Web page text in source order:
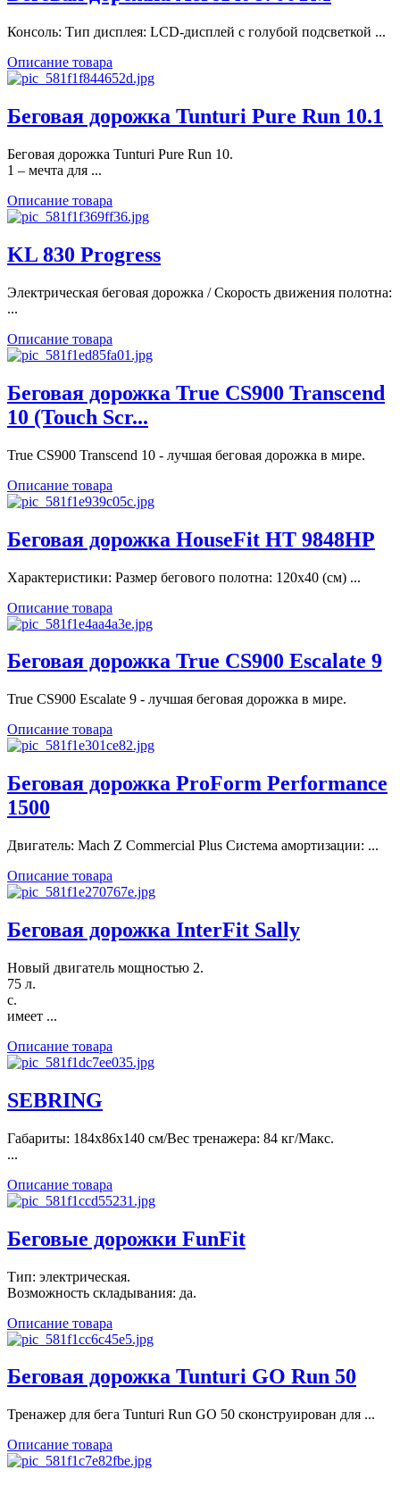
Консоль: Тип дисплея: LCD-дисплей с голубой подсветкой ...
Описание товара
Беговая дорожка Tunturi Pure Run 10.1
Беговая дорожка Tunturi Pure Run 10.
1 – мечта для ...
Описание товара
KL 830 Progress
Электрическая беговая дорожка / Скорость движения полотна:
...
Описание товара
Беговая дорожка True CS900 Transcend
10 (Touch Scr...
True CS900 Transcend 10 - лучшая беговая дорожка в мире.
Описание товара
Беговая дорожка HouseFit HТ 9848HP
Характеристики: Размер бегового полотна: 120х40 (см) ...
Описание товара
Беговая дорожка True CS900 Escalate 9
True CS900 Escalate 9 - лучшая беговая дорожка в мире.
Описание товара
Беговая дорожка ProForm Performance
1500
Двигатель: Mach Z Commercial Plus Система амортизации: ...
Описание товара
Беговая дорожка InterFit Sally
Новый двигатель мощностью 2.
75 л.
с.
имеет ...
Описание товара
SEBRING
Габариты: 184х86х140 см/Вес тренажера: 84 кг/Макс.
...
Описание товара
Беговые дорожки FunFit
Тип: электрическая.
Возможность складывания: да.
Описание товара
Беговая дорожка Tunturi GO Run 50
Тренажер для бега Tunturi Run GO 50 сконструирован для ...
Описание товара